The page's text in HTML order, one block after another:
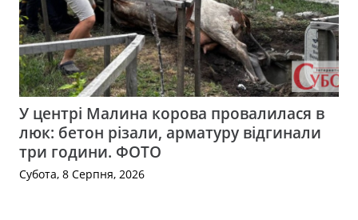
У центрі Малина корова провалилася в
люк: бетон різали, арматуру відгинали
три години. ФОТО
Субота, 8 Серпня, 2026